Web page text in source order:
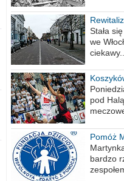
Stała
we
ciekawy...
pod
Pomóż
bardzo